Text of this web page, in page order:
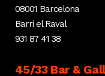
08001 Barcelona
Barri el Raval
931 87 41 38
45/33 Bar &